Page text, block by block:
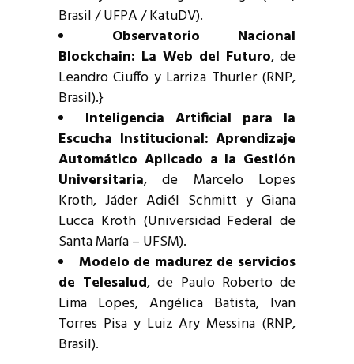
Brasil / UFPA / KatuDV).
Observatorio Nacional
Blockchain: La Web del Futuro, de
Leandro Ciuffo y Larriza Thurler (RNP,
Brasil).}
Inteligencia Artificial para la
Escucha Institucional: Aprendizaje
Automático Aplicado a la Gestión
Universitaria, de Marcelo Lopes
Kroth, Jáder Adiél Schmitt y Giana
Lucca Kroth (Universidad Federal de
Santa María – UFSM).
Modelo de madurez de servicios
de Telesalud, de Paulo Roberto de
Lima Lopes, Angélica Batista, Ivan
Torres Pisa y Luiz Ary Messina (RNP,
Brasil).